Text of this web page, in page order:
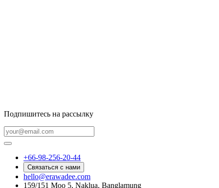
Подпишитесь на рассылку
+66-98-256-20-44
Связаться с нами
hello@erawadee.com
159/151 Moo 5, Naklua, Banglamung